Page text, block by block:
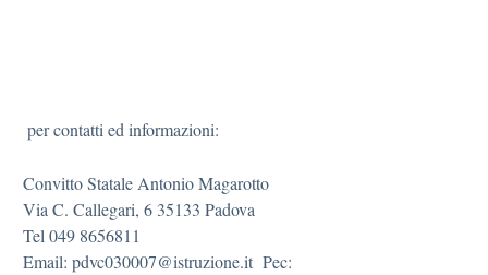
per contatti ed informazioni:
Convitto Statale Antonio Magarotto
Via C. Callegari, 6 35133 Padova
Tel 049 8656811
Email: pdvc030007@istruzione.it Pec: